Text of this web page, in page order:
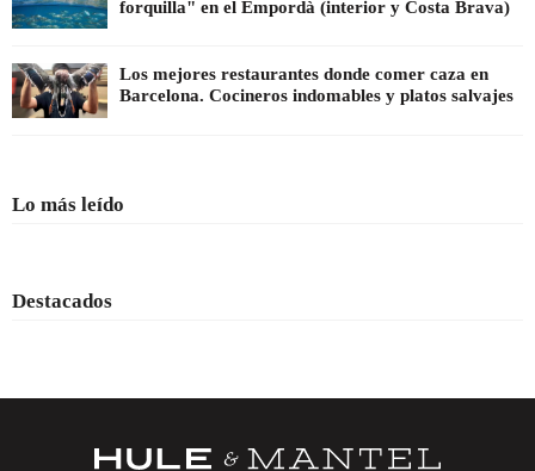
forquilla" en el Empordà (interior y Costa Brava)
Los mejores restaurantes donde comer caza en
Barcelona. Cocineros indomables y platos salvajes
Lo más leído
Destacados